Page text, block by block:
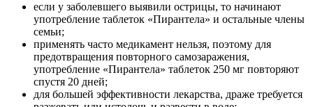
если у заболевшего выявили острицы, то начинают
употребление таблеток «Пирантела» и остальные члены
семьи;
применять часто медикамент нельзя, поэтому для
предотвращения повторного самозаражения,
употребление «Пирантела» таблеток 250 мг повторяют
спустя 20 дней;
для большей эффективности лекарства, драже требуется